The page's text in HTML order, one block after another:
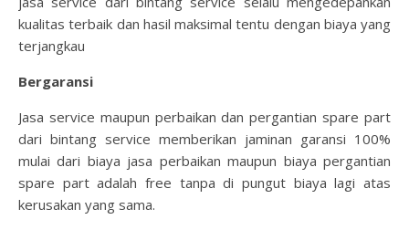
kualitas terbaik dan hasil maksimal tentu dengan biaya yang
terjangkau
Bergaransi
Jasa service maupun perbaikan dan pergantian spare part
dari bintang service memberikan jaminan garansi 100%
mulai dari biaya jasa perbaikan maupun biaya pergantian
spare part adalah free tanpa di pungut biaya lagi atas
kerusakan yang sama.